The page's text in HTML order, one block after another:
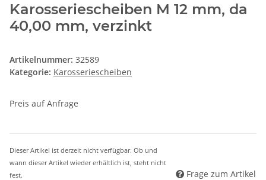
Karosseriescheiben M 12 mm, da
40,00 mm, verzinkt
Artikelnummer: 32589
Kategorie: Karosseriescheiben
Preis auf Anfrage
Dieser Artikel ist derzeit nicht verfügbar. Ob und
wann dieser Artikel wieder erhältlich ist, steht nicht
fest.
Frage zum Artikel